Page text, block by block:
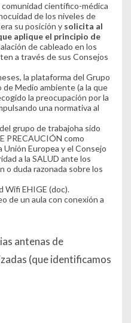
científico-médica
de los niveles de
su posición y solicita al
aplique el principio de
de cableado en los
a través de sus Consejos
la plataforma del Grupo
Medio ambiente (a la que
la preocupación por la
una normativa al
grupo de trabajoha sido
PRECAUCIÓN como
Europea y el Consejo
a la SALUD ante los
o duda razonada sobre los
Wifi EHIGE (doc).
de un aula con conexión a
antenas de
(que identificamos